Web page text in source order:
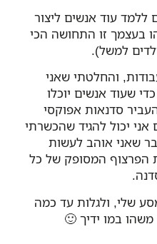
ללמד עוד אנשים ליצור
בעצמך זו התחושה הכי
למשל).
והחלטתי שאני
שעוד אנשים יוכלו
סדנאות אפוקסי
יכול להגיד שהכשרתי
שאני אוהב לעשות
הפרצוף המסופק של כל
שלי, ולגלות עד כמה
במו ידיך 🙂